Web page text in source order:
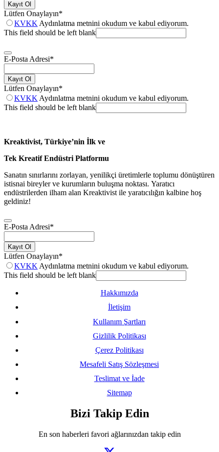
Kayıt Ol
Lütfen Onaylayın*
KVKK Aydınlatma metnini okudum ve kabul ediyorum.
This field should be left blank
E-Posta Adresi*
Kayıt Ol
Lütfen Onaylayın*
KVKK Aydınlatma metnini okudum ve kabul ediyorum.
This field should be left blank
Kreaktivist, Türkiye’nin İlk ve
Tek Kreatif Endüstri Platformu
Sanatın sınırlarını zorlayan, yenilikçi üretimlerle toplumu dönüştüren
istisnai bireyler ve kurumların buluşma noktası. Yaratıcı
endüstrilerden ilham alan Kreaktivist ile yaratıcılığın kalbine hoş
geldiniz!
E-Posta Adresi*
Kayıt Ol
Lütfen Onaylayın*
KVKK Aydınlatma metnini okudum ve kabul ediyorum.
This field should be left blank
Hakkımızda
İletişim
Kullanım Şartları
Gizlilik Politikası
Çerez Politikası
Mesafeli Satış Sözleşmesi
Teslimat ve İade
Sitemap
Bizi Takip Edin
En son haberleri favori ağlarınızdan takip edin